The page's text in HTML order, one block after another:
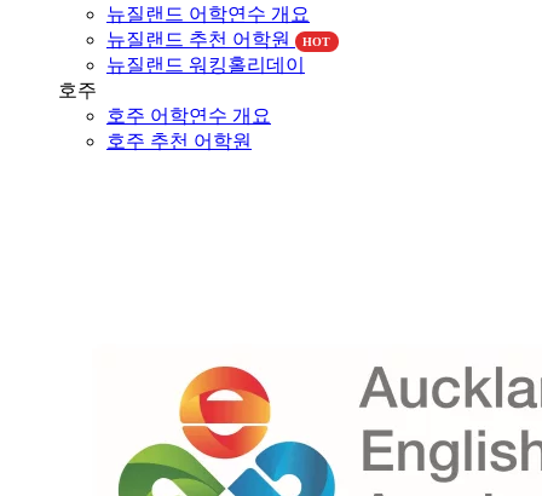
뉴질랜드 추천 어학원
HOT
뉴질랜드 워킹홀리데이
호주
호주 추천 어학원